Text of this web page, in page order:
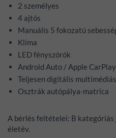
2 személyes
4 ajtós
Manuális 5 fokozatú
Klíma
LED fényszórók
Android Auto / Apple CarPlay
Teljesen digitális
Osztrák autópálya-matrica
A bérlés feltételei: B
életév.